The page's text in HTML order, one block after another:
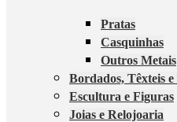
Pratas
Casquinhas
Outros Metais
Bordados, Têxteis
Escultura e Figuras
Joias e Relojoaria